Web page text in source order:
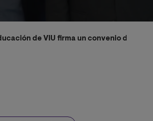
de VIU firma un convenio de